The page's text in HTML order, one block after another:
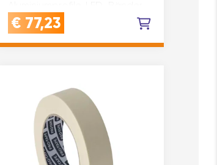
usw.) auf Metalloberflächen zu
befestigen.Das ideale
Befestigungsmaterial f…
€ 77,23